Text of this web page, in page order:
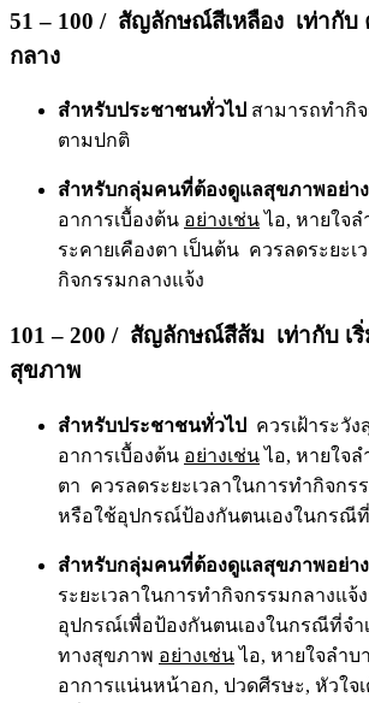
51 – 100 / สัญลักษณ์สีเหลือง เท่ากั
กลาง
สำหรับประชาชนทั่วไป สามารถทำกิ
ตามปกติ
สำหรับกลุ่มคนที่ต้องดูแลสุขภาพอย่าง
อาการเบื้องต้น อย่างเช่นไอ, หายใจ
ระคายเคืองตา เป็นต้น ควรลดระยะเ
กิจกรรมกลางแจ้ง
101 – 200 / สัญลักษณ์สีส้ม เท่ากับ เ
สุขภาพ
สำหรับประชาชนทั่วไป
ควรเฝ้าระวั
อาการเบื้องต้น อย่างเช่นไอ, หายใจล
ตา ควรลดระยะเวลาในการทำกิจกร
หรือใช้อุปกรณ์ป้องกันตนเองในกรณีที่
สำหรับกลุ่มคนที่ต้องดูแลสุขภาพอย่าง
ระยะเวลาในการทำกิจกรรมกลางแจ้
อุปกรณ์เพื่อป้องกันตนเองในกรณีที่จำ
ทางสุขภาพ อย่างเช่นไอ, หายใจลำบ
อาการแน่นหน้าอก, ปวดศีรษะ, หัวใจ